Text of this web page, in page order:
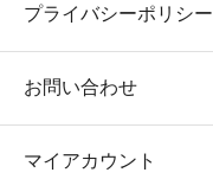
プライバシーポリシー
お問い合わせ
マイアカウント